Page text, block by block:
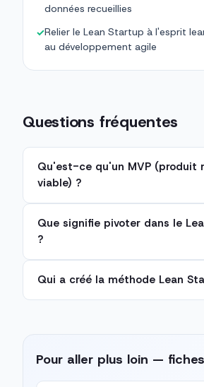
données recueillies
✓Relier le Lean Startup à l'esprit
au développement agile
Questions fréquentes
Qu'est-ce qu'un MVP (produit
viable) ?
Que signifie pivoter dans le
?
Qui a créé la méthode Lean
Pour aller plus loin —